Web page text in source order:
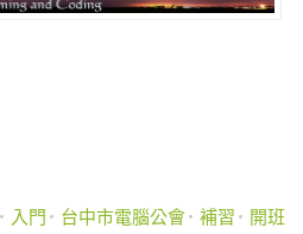
入門 台中市電腦公會 補習
開班